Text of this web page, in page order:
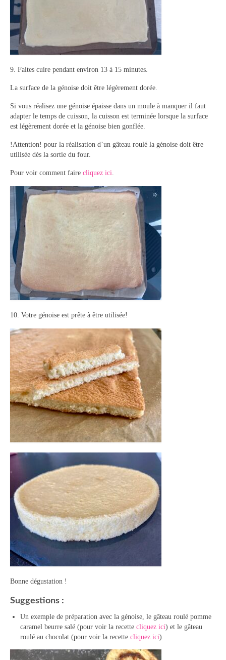
9. Faites cuire pendant environ 13 à 15 minutes.
La surface de la génoise doit être légèrement dorée.
Si vous réalisez une génoise épaisse dans un moule à manquer il faut
adapter le temps de cuisson, la cuisson est terminée lorsque la surface
est légèrement dorée et la génoise bien gonflée.
!Attention! pour la réalisation d’un gâteau roulé la génoise doit être
utilisée dès la sortie du four.
Pour voir comment faire cliquez ici.
10. Votre génoise est prête à être utilisée!
Bonne dégustation !
Suggestions :
Un exemple de préparation avec la génoise, le gâteau roulé pomme
caramel beurre salé (pour voir la recette cliquez ici) et le gâteau
roulé au chocolat (pour voir la recette cliquez ici).